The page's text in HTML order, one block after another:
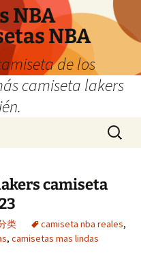
NBA
NBA
de los
camiseta lakers
Buscar:
camiseta
类 camiseta nba reales,
, camisetas mas lindas